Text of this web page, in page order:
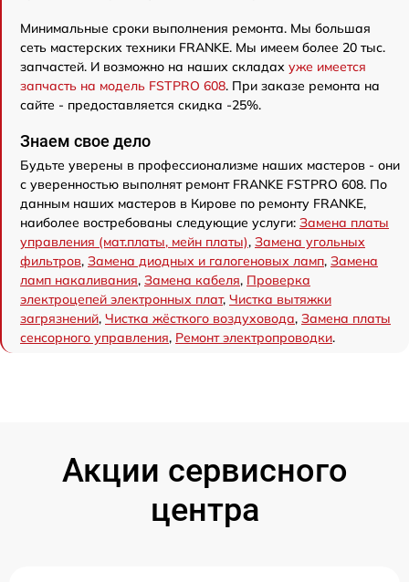
Минимальные сроки выполнения ремонта. Мы большая
сеть мастерских техники FRANKE. Мы имеем более 20 тыс.
запчастей. И возможно на наших складах уже имеется
запчасть на модель FSTPRO 608. При заказе ремонта на
сайте - предоставляется скидка -25%.
Знаем свое дело
Будьте уверены в профессионализме наших мастеров - они
с уверенностью выполнят ремонт FRANKE FSTPRO 608. По
данным наших мастеров в Кирове по ремонту FRANKE,
наиболее востребованы следующие услуги: Замена платы
управления (мат.платы, мейн платы), Замена угольных
фильтров, Замена диодных и галогеновых ламп, Замена
ламп накаливания, Замена кабеля, Проверка
электроцепей электронных плат, Чистка вытяжки
загрязнений, Чистка жёсткого воздуховода, Замена платы
сенсорного управления, Ремонт электропроводки.
Акции сервисного
центра